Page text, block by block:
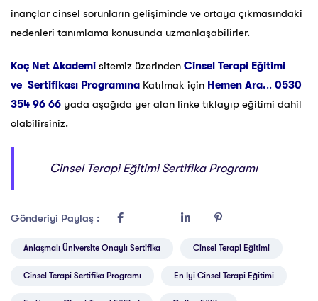
inançlar cinsel sorunların gelişiminde ve ortaya çıkmasındaki
nedenleri tanımlama konusunda uzmanlaşabilirler.
Koç Net Akademi sitemiz üzerinden Cinsel Terapi Eğitimi
ve Sertifikası Programına Katılmak için Hemen Ara... 0530
354 96 66 yada aşağıda yer alan linke tıklayıp eğitimi dahil
olabilirsiniz.
Cinsel Terapi Eğitimi Sertifika Programı
Gönderiyi Paylaş :
Anlaşmalı Üniversite Onaylı Sertifika Cinsel Terapi Eğitimi
Cinsel Terapi Sertifika Programı En Iyi Cinsel Terapi Eğitimi